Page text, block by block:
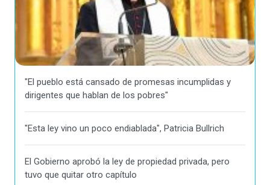
"El pueblo está cansado de promesas incumplidas y
dirigentes que hablan de los pobres"
"Esta ley vino un poco endiablada", Patricia Bullrich
El Gobierno aprobó la ley de propiedad privada, pero
tuvo que quitar otro capítulo